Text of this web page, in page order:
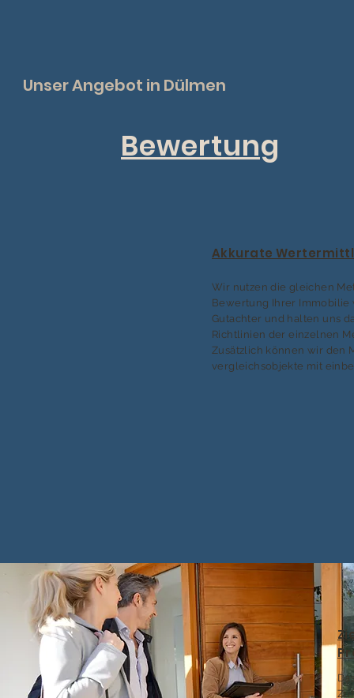
Unser Angebot in Dülmen
Bewertung
Akkurate
Wir nutzen die gleichen
Bewertung Ihrer Immobilie
Gutachter und halten uns
Richtlinien der einzelnen
Zusätzlich können wir den
vergleichsobjekte mit